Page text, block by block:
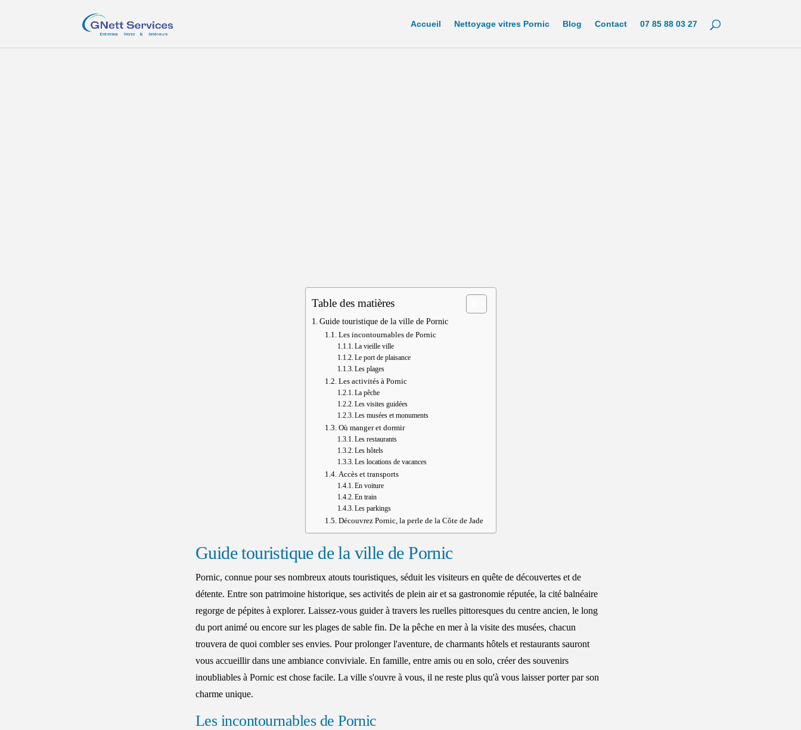
Accueil Nettoyage vitres Pornic Blog Contact 07 85 88 03 27
Table des matières
Guide touristique de la ville de Pornic
Les incontournables de Pornic
La vieille ville
Le port de plaisance
Les plages
Les activités à Pornic
La pêche
Les visites guidées
Les musées et monuments
Où manger et dormir
Les restaurants
Les hôtels
Les locations de vacances
Accès et transports
En voiture
En train
Les parkings
Découvrez Pornic, la perle de la Côte de Jade
Guide touristique de la ville de Pornic
Pornic, connue pour ses nombreux atouts touristiques, séduit les visiteurs en quête de découvertes et de
détente. Entre son patrimoine historique, ses activités de plein air et sa gastronomie réputée, la cité balnéaire
regorge de pépites à explorer. Laissez-vous guider à travers les ruelles pittoresques du centre ancien, le long
du port animé ou encore sur les plages de sable fin. De la pêche en mer à la visite des musées, chacun
trouvera de quoi combler ses envies. Pour prolonger l'aventure, de charmants hôtels et restaurants sauront
vous accueillir dans une ambiance conviviale. En famille, entre amis ou en solo, créer des souvenirs
inoubliables à Pornic est chose facile. La ville s'ouvre à vous, il ne reste plus qu'à vous laisser porter par son
charme unique.
Les incontournables de Pornic